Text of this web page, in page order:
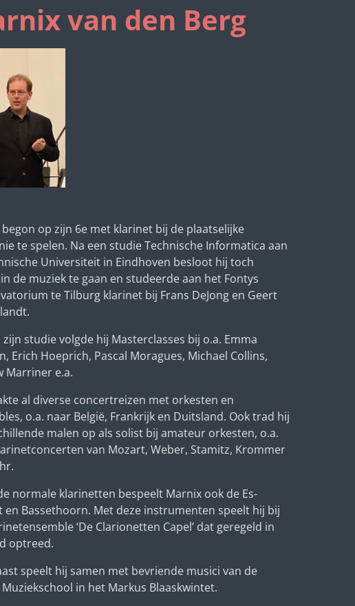
van den Berg
op zijn 6e met klarinet bij de plaatselijke
te spelen. Na een studie Technische Informatica aan
Universiteit in Eindhoven besloot hij toch
de muziek te gaan en studeerde aan het Fontys
te Tilburg klarinet bij Frans DeJong en Geert
zijn studie volgde hij Masterclasses bij o.a. Emma
Erich Hoeprich, Pascal Moragues, Michael Collins,
Marriner e.a.
al diverse concertreizen met orkesten en
o.a. naar België, Frankrijk en Duitsland. Ook trad hij
malen op als solist bij amateur orkesten, o.a.
van Mozart, Weber, Stamitz, Krommer
normale klarinetten bespeelt Marnix ook de Es-
en Bassethoorn. Met deze instrumenten speelt hij bij
‘De Clarionetten Capel’ dat geregeld in
optreed.
speelt hij samen met bevriende musici van de
in het Markus Blaaskwintet.